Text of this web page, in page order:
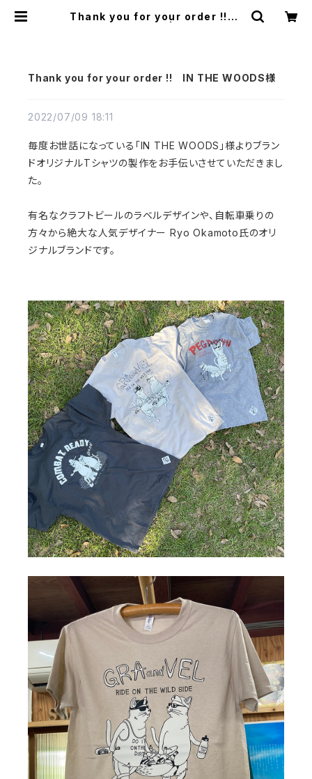
Thank you for your order !! I
Thank you for your order !! IN THE WOODS様
2022/07/09 18:11
毎度お世話になっている「IN THE WOODS」様よりブラン
ドオリジナルTシャツの製作をお手伝いさせていただきまし
た。
有名なクラフトビールのラベルデザインや、自転車乗りの
方々から絶大な人気デザイナー Ryo Okamoto氏のオリ
ジナルブランドです。